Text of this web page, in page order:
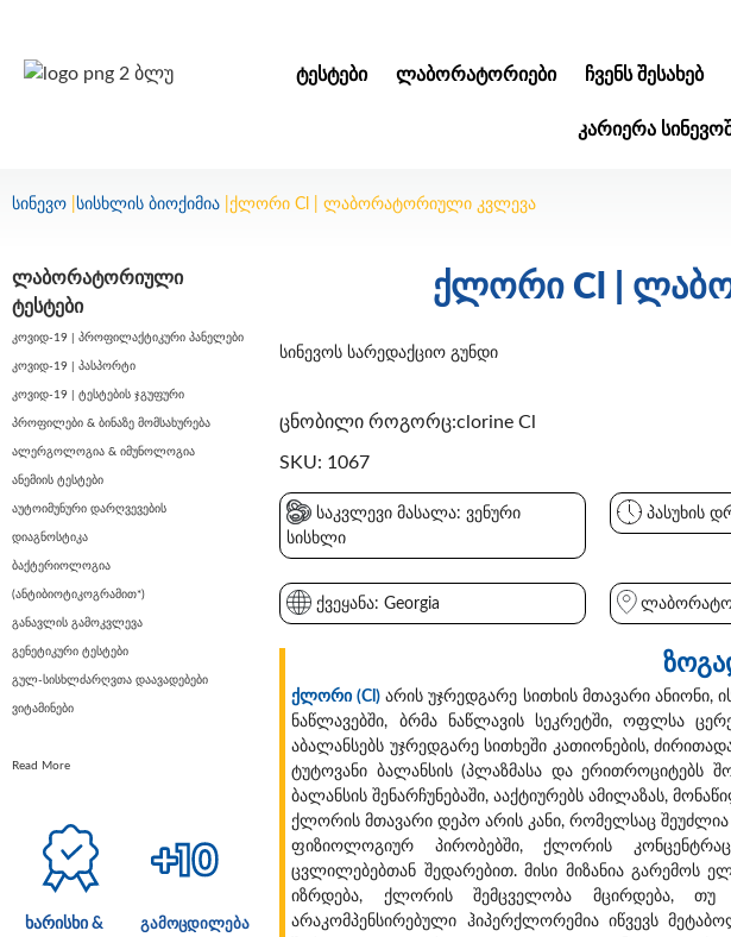
ᲢᲔᲡᲢᲔᲑᲘ ᲚᲐᲑᲝᲠᲐᲢᲝᲠᲘᲔᲑᲘ ᲩᲕᲔᲜᲡ ᲨᲔᲡᲐᲮᲔᲑ
ᲙᲐᲠᲘᲔᲠᲐ
სინევო სისხლის ბიოქიმია ქლორი Cl | ლაბორატორიული კვლევა
ლაბორატორიული
ტესტები
კოვიდ-19 | პროფილაქტიკური პანელები
კოვიდ-19 | პასპორტი
კოვიდ-19 | ტესტების ჯგუფური
პროფილები & ბინაზე მომსახურება
ალერგოლოგია & იმუნოლოგია
ანემიის ტესტები
აუტოიმუნური დარღვევების
დიაგნოსტიკა
ბაქტერიოლოგია
(ანტიბიოტიკოგრამით*)
განავლის გამოკვლევა
გენეტიკური ტესტები
გულ-სისხლძარღვთა დაავადებები
ვიტამინები
Read More
ხარისხი &
გამოცდილება
ქლორი Cl |
სინევოს სარედაქციო გუნდი
ცნობილი როგორც:clorine Cl
SKU: 1067
საკვლევი მასალა: ვენური
სისხლი
პასუხის
ქვეყანა: Georgia
ქლორი (Cl)არის უჯრედგარე სითხის მთავარი ანიონი, ის
ნაწლავებში, ბრმა ნაწლავის სეკრეტში, ოფლსა
აბალანსებს უჯრედგარე სითხეში კათიონების,
ტუტოვანი ბალანსის (პლაზმასა და ერითროციტებს
ბალანსის შენარჩუნებაში, ააქტიურებს ამილაზას,
ქლორის მთავარი დეპო არის კანი, რომელსაც შეუძლია
ფიზიოლოგიურ პირობებში, ქლორის
ცვლილებებთან შედარებით. მისი მიზანია გარემოს
იზრდება, ქლორის შემცველობა მცირდება, თუ
არაკომპენსირებული ჰიპერქლორემია იწვევს